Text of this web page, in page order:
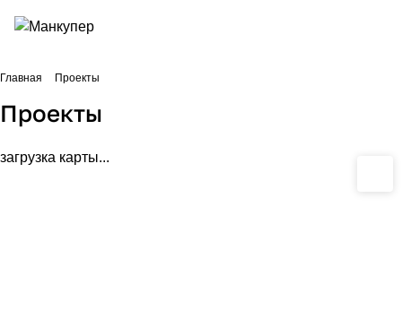
Главная Проекты
Проекты
загрузка карты...